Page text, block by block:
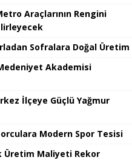
Araçlarının Rengini
Sofralara Doğal Üretim
Akademisi
İlçeye Güçlü Yağmur
Modern Spor Tesisi
Üretim Maliyeti Rekor